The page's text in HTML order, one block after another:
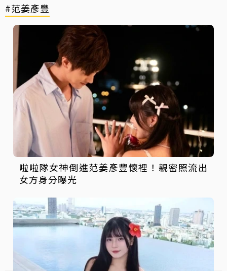
#范姜彥豐
啦啦隊女神倒進范姜彥豐懷裡！親密照流出
女方身分曝光